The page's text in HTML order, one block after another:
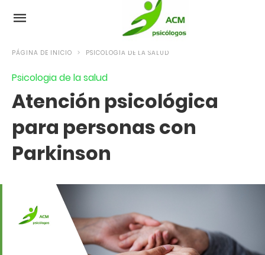
PÁGINA DE INICIO PSICOLOGIA DE LA SALUD
Psicologia de la salud
Atención psicológica
para personas con
Parkinson